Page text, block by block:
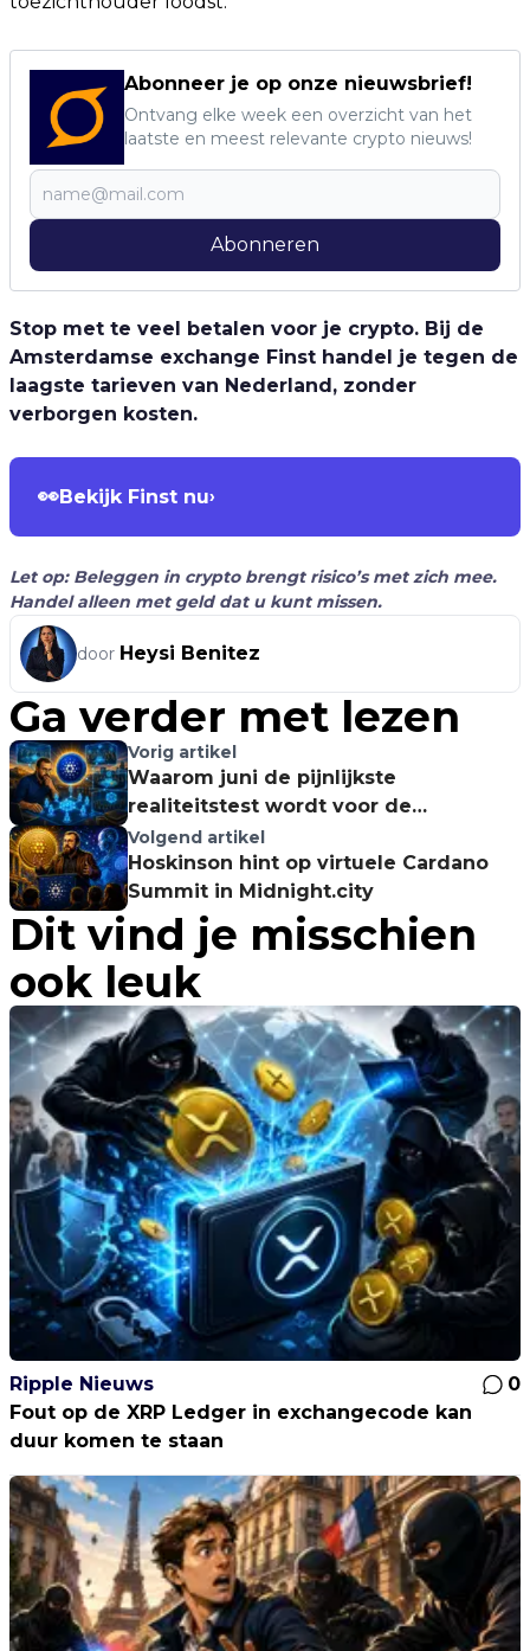
Abonneer je op onze nieuwsbrief!
Ontvang elke week een overzicht van het
laatste en meest relevante crypto nieuws!
Abonneren
Stop met te veel betalen voor je crypto. Bij de
Amsterdamse exchange Finst handel je tegen de
laagste tarieven van Nederland, zonder
verborgen kosten.
👀Bekijk Finst nu›
Let op: Beleggen in crypto brengt risico’s met zich mee.
Handel alleen met geld dat u kunt missen.
door Heysi Benitez
Ga verder met lezen
Vorig artikel
Waarom juni de pijnlijkste
realiteitstest wordt voor de
investeerbaarheid van Cardano
Volgend artikel
Hoskinson hint op virtuele Cardano
Summit in Midnight.city
Dit vind je misschien
ook leuk
Ripple Nieuws
0
Fout op de XRP Ledger in exchangecode kan
duur komen te staan